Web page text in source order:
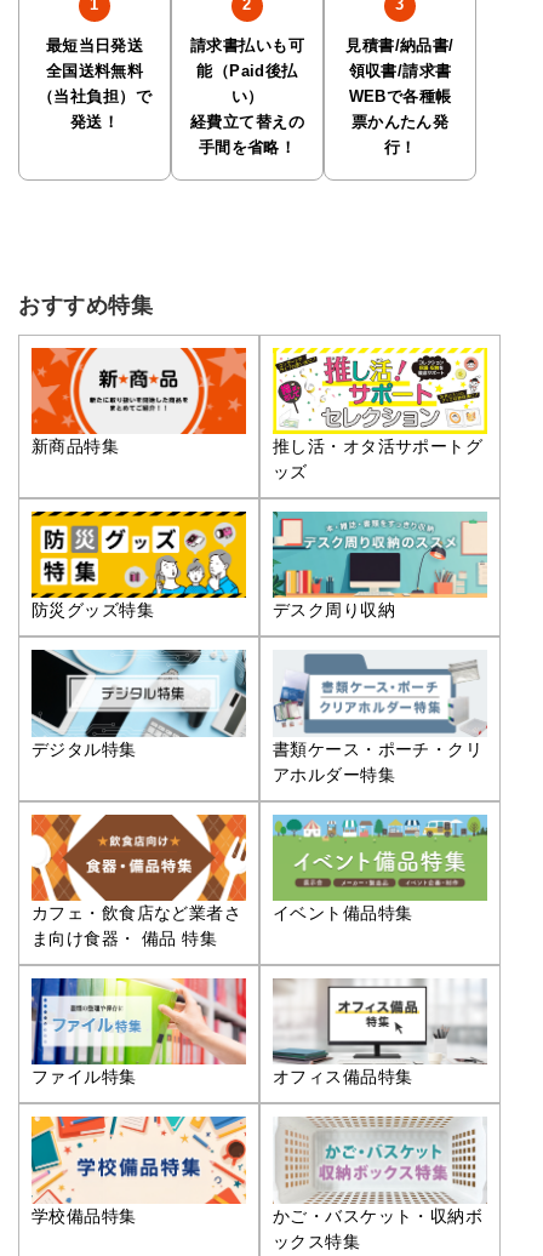
最短当日発送
全国送料無料
（当社負担）で
発送！
請求書払いも可
能（Paid後払
い）
経費立て替えの
手間を省略！
見積書/納品書/
領収書/請求書
WEBで各種帳
票かんたん発
行！
おすすめ特集
新商品特集
推し活・オタ活サポートグ
ッズ
防災グッズ特集 デスク周り収納
デジタル特集
書類ケース・ポーチ・クリ
アホルダー特集
カフェ・飲食店など業者さ
ま向け食器・ 備品 特集
イベント備品特集
ファイル特集 オフィス備品特集
学校備品特集
かご・バスケット・収納ボ
ックス特集